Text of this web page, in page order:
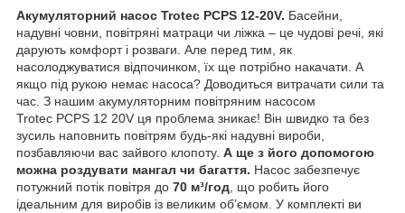
Акумуляторний насос Trotec PCPS 12-20V. Басейни,
надувні човни, повітряні матраци чи ліжка – це чудові речі, які
дарують комфорт і розваги. Але перед тим, як
насолоджуватися відпочинком, їх ще потрібно накачати. А
якщо під рукою немає насоса? Доводиться витрачати сили та
час. З нашим акумуляторним повітряним насосом
Trotec PCPS 12 20V ця проблема зникає! Він швидко та без
зусиль наповнить повітрям будь-які надувні вироби,
позбавляючи вас зайвого клопоту. А ще з його допомогою
можна роздувати мангал чи багаття. Насос забезпечує
потужний потік повітря до 70 м³/год , що робить його
ідеальним для виробів із великим об’ємом. У комплекті ви